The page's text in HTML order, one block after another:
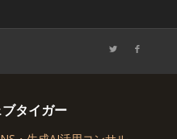
タイガー